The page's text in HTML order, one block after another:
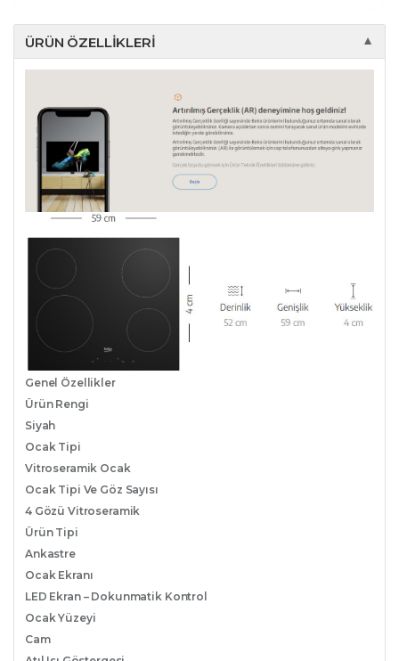
ÜRÜN ÖZELLIKLERI ▼
Genel Özellikler
Ürün Rengi
Siyah
Ocak Tipi
Vitroseramik Ocak
Ocak Tipi Ve Göz Sayısı
4 Gözü Vitroseramik
Ürün Tipi
Ankastre
Ocak Ekranı
LED Ekran – Dokunmatik Kontrol
Ocak Yüzeyi
Cam